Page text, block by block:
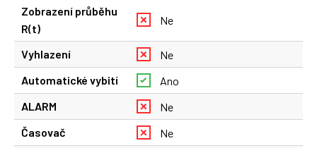
Zobrazení průběhu
R(t)
Ne
Vyhlazení
Ne
Automatické vybití
Ano
ALARM
Ne
Časovač
Ne